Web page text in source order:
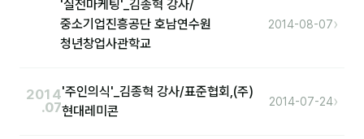
'실전마케팅'_김종혁 강사/
중소기업진흥공단 호남연수원
청년창업사관학교
2014-08-07›
2014
.07
'주인의식'_김종혁 강사/표준협회,(주)
현대레미콘
2014-07-24›